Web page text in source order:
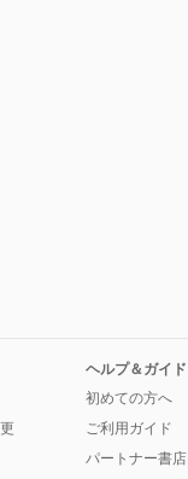
ヘルプ＆ガイド
初めての方へ
ご利用ガイド
パートナー書